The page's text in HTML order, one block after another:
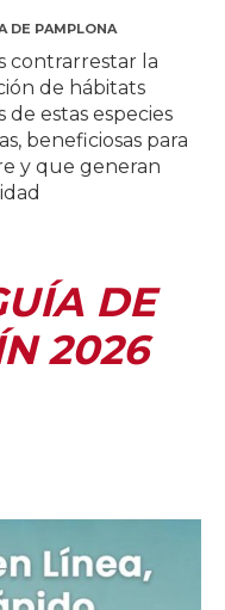
DE PAMPLONA
contrarrestar la
de hábitats
de estas especies
beneficiosas para
y que generan
DE
2026